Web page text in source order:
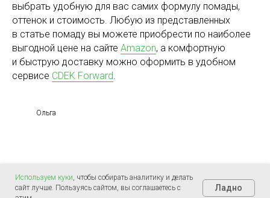
выбрать удобную для вас самих формулу помады,
оттенок и стоимость. Любую из представленных
в статье помаду вы можете приобрести по наиболее
выгодной цене на сайте Amazon, а комфортную
и быструю доставку можно оформить в удобном
сервисе CDEK Forward.
Ольга
Используем куки, чтобы собирать аналитику и делать
сайт лучше. Пользуясь сайтом, вы соглашаетесь с
Ладно